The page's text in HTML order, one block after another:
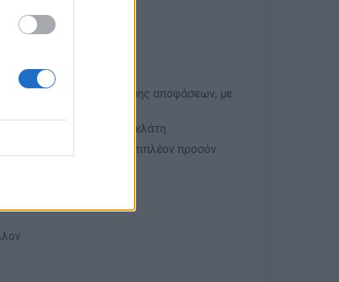
προβλημάτων και λήψης αποφάσεων, με
και στην εμπειρία πελάτη.
θα εκτιμηθούν ως επιπλέον προσόν